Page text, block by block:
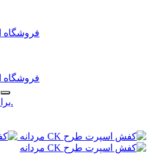
برای محصولات بیشتر کلیک کنید.